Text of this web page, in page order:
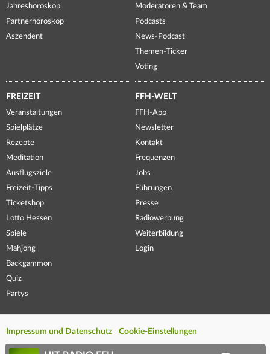
Jahreshoroskop
Partnerhoroskop
Aszendent
Moderatoren & Team
Podcasts
News-Podcast
Themen-Ticker
Voting
FREIZEIT
Veranstaltungen
Spielplätze
Rezepte
Meditation
Ausflugsziele
Freizeit-Tipps
Ticketshop
Lotto Hessen
Spiele
Mahjong
Backgammon
Quiz
Partys
FFH-WELT
FFH-App
Newsletter
Kontakt
Frequenzen
Jobs
Führungen
Presse
Radiowerbung
Weiterbildung
Login
Impressum und Datenschutz Cookie-Einstellungen